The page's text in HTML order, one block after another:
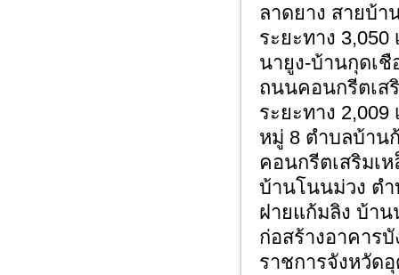
ลาดยาง สายบ้
ระยะทาง
นายูง-บ้านกุดเชื
ถนนคอนกรีตเส
ระยะทาง
หมู่ 8 ตำบลบ้าน
คอนกรีตเสริมเ
บ้านโนนม่วง ตำ
ฝายแก้มลิง บ้าน
ก่อสร้างอาคาร
ราชการจังหวัด